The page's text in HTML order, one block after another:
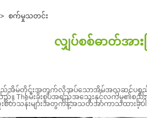
> စက်မှုသတင်း
လျှပ်စစ်ဓာတ်အ
ည်အိမ်တိုင်းအတွက်လိုအပ်သောအိမ်အလှဆင်ပစ္စ
ည်။ Theမီးခိုးစွပ်အရည်အသွေးနှင့်လက်မှု၏စည်းကမ်
စိတ်သန်းများအတွက်န့်အသတ်အာကာသထားခဲ့ပါ